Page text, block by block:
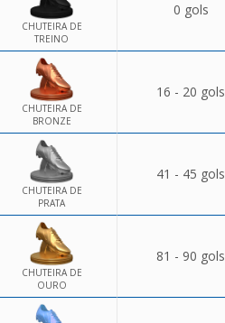
CHUTEIRA DE
TREINO
0 gols
CHUTEIRA DE
BRONZE
16 - 20 gols
CHUTEIRA DE
PRATA
41 - 45 gols
CHUTEIRA DE
OURO
81 - 90 gols